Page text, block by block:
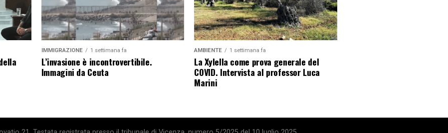
IMMIGRAZIONE 1 settimana fa
L’invasione è incontrovertibile.
Immagini da Ceuta
AMBIENTE 1 settimana fa
La Xylella come prova generale del
COVID. Intervista al professor Luca
Marini